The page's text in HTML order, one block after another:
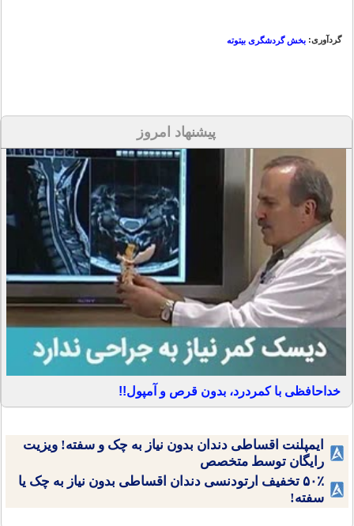
گردآوری: بخش گردشگری بیتوته
پیشنهاد امروز
خداحافظی با کمردرد، بدون قرص و آمپول!!
ایمپلنت اقساطی دندان بدون نیاز به چک و سفته! ویزیت
رایگان توسط متخصص
۵۰٪ تخفیف ارتودنسی دندان اقساطی بدون نیاز به چک یا
سفته!